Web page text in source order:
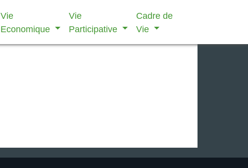
Vie
Economique
Vie
Participative
Cadre de
Vie